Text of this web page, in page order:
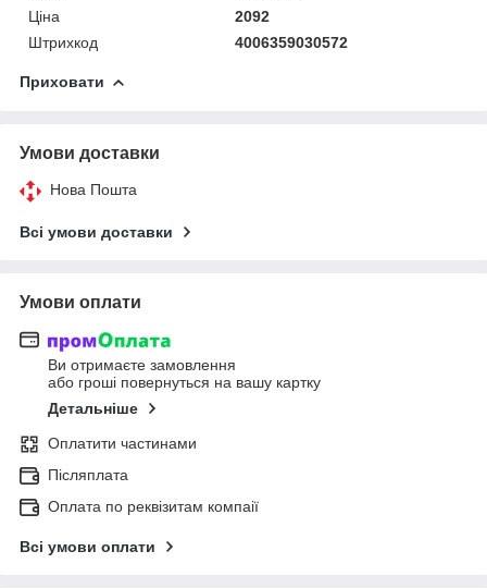
Ціна
2092
Штрихкод
4006359030572
Приховати
Умови доставки
Нова Пошта
Всі умови доставки
Умови оплати
Ви отримаєте замовлення
або гроші повернуться на вашу картку
Детальніше
Оплатити частинами
Післяплата
Оплата по реквізитам компаії
Всі умови оплати